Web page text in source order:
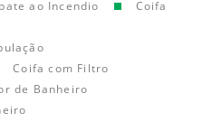
ao Incendio
Coifa
Coifa com Filtro
de Banheiro